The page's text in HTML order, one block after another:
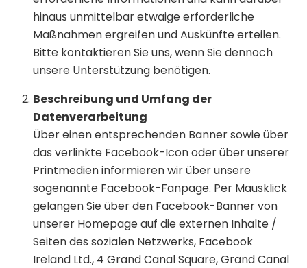
hinaus unmittelbar etwaige erforderliche
Maßnahmen ergreifen und Auskünfte erteilen.
Bitte kontaktieren Sie uns, wenn Sie dennoch
unsere Unterstützung benötigen.
Beschreibung und Umfang der
Datenverarbeitung
Über einen entsprechenden Banner sowie über
das verlinkte Facebook-Icon oder über unserer
Printmedien informieren wir über unsere
sogenannte Facebook-Fanpage. Per Mausklick
gelangen Sie über den Facebook-Banner von
unserer Homepage auf die externen Inhalte /
Seiten des sozialen Netzwerks, Facebook
Ireland Ltd., 4 Grand Canal Square, Grand Canal